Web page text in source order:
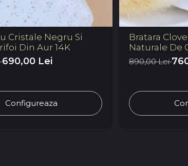
Cristale Negru Si
Din Aur 14K
690,00 Lei
Configureaza
Bratara
Naturale De
890,00 Lei